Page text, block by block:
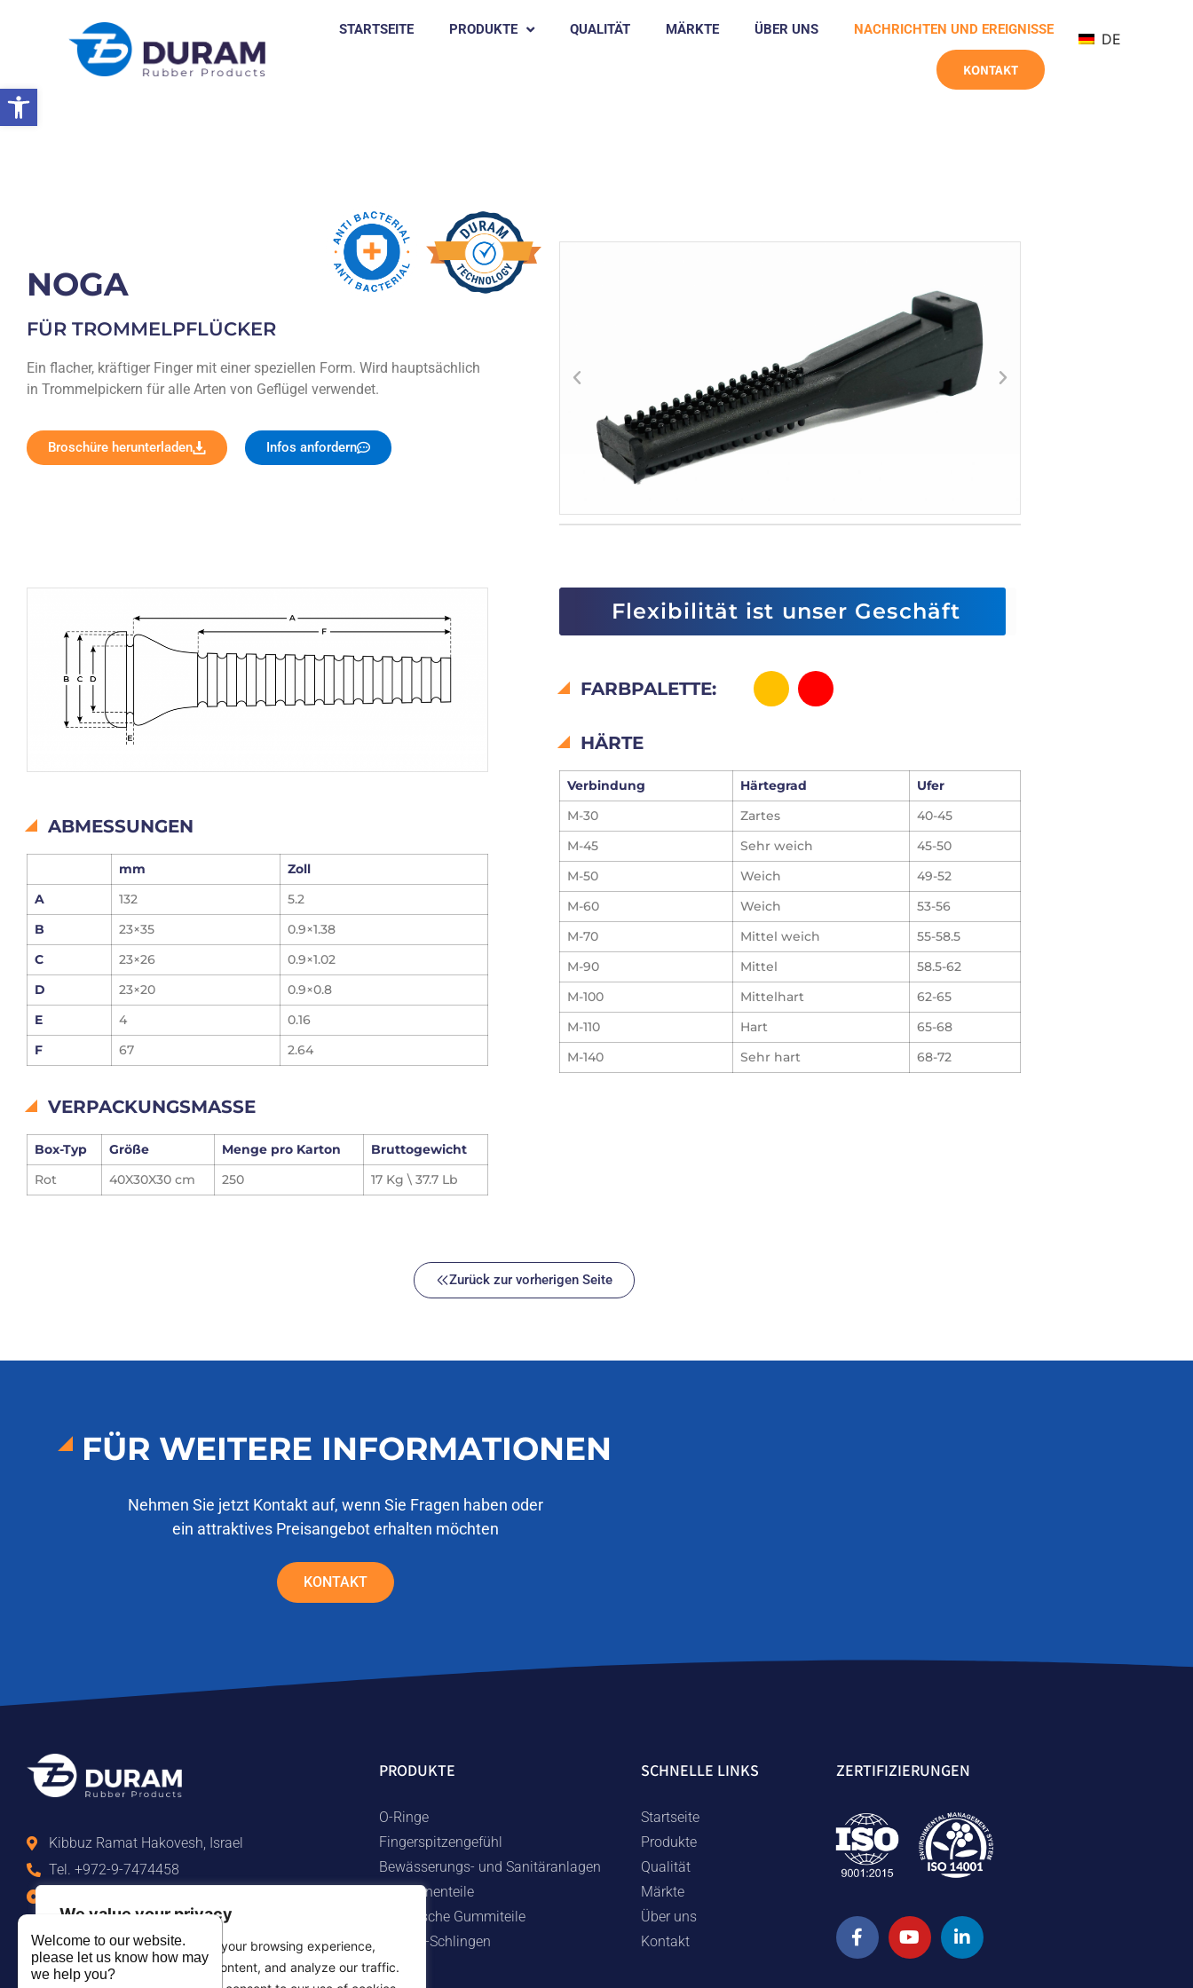
Symbolleiste öffnen
We value your privacy
We use cookies to enhance your browsing experience,
serve personalized ads or content, and analyze our traffic.
STARTSEITE PRODUKTE QUALITÄT MÄRKTE ÜBER UNS NACHRICHTEN UND EREIGNISSE
KONTAKT
DE
NOGA
FÜR TROMMELPFLÜCKER
Ein flacher, kräftiger Finger mit einer speziellen Form. Wird hauptsächlich
in Trommelpickern für alle Arten von Geflügel verwendet.
Broschüre herunterladen Infos anfordern
ABMESSUNGEN
mm
Zoll
A
132
5.2
B
23×35
0.9×1.38
C
23×26
0.9×1.02
D
23×20
0.9×0.8
E
4
0.16
F
67 2.64
VERPACKUNGSMASSE
Box-Typ Größe Menge pro Karton
Bruttogewicht
Rot
40X30X30 cm 250 17 Kg \ 37.7 Lb
Flexibilität ist unser Geschäft
FARBPALETTE:
HÄRTE
Verbindung Härtegrad
Ufer
M-30
Zartes
40-45
M-45
Sehr weich
45-50
M-50
Weich
49-52
M-60
Weich
53-56
M-70
Mittel weich
55-58.5
M-90
Mittel
58.5-62
M-100
Mittelhart
62-65
M-110
Hart
65-68
M-140
Sehr hart 68-72
Zurück zur vorherigen Seite
FÜR WEITERE INFORMATIONEN
Nehmen Sie jetzt Kontakt auf, wenn Sie Fragen haben oder
ein attraktives Preisangebot erhalten möchten
KONTAKT
Kibbuz Ramat Hakovesh, Israel
Tel. +972-9-7474458
PRODUKTE
O-Ringe
Fingerspitzengefühl
Bewässerungs- und Sanitäranlagen
Maschinenteile
Technische Gummiteile
Gummi-Schlingen
SCHNELLE LINKS
Startseite
Produkte
Qualität
Märkte
Über uns
Kontakt
ZERTIFIZIERUNGEN
Welcome to our website.
please let us know how may
we help you?